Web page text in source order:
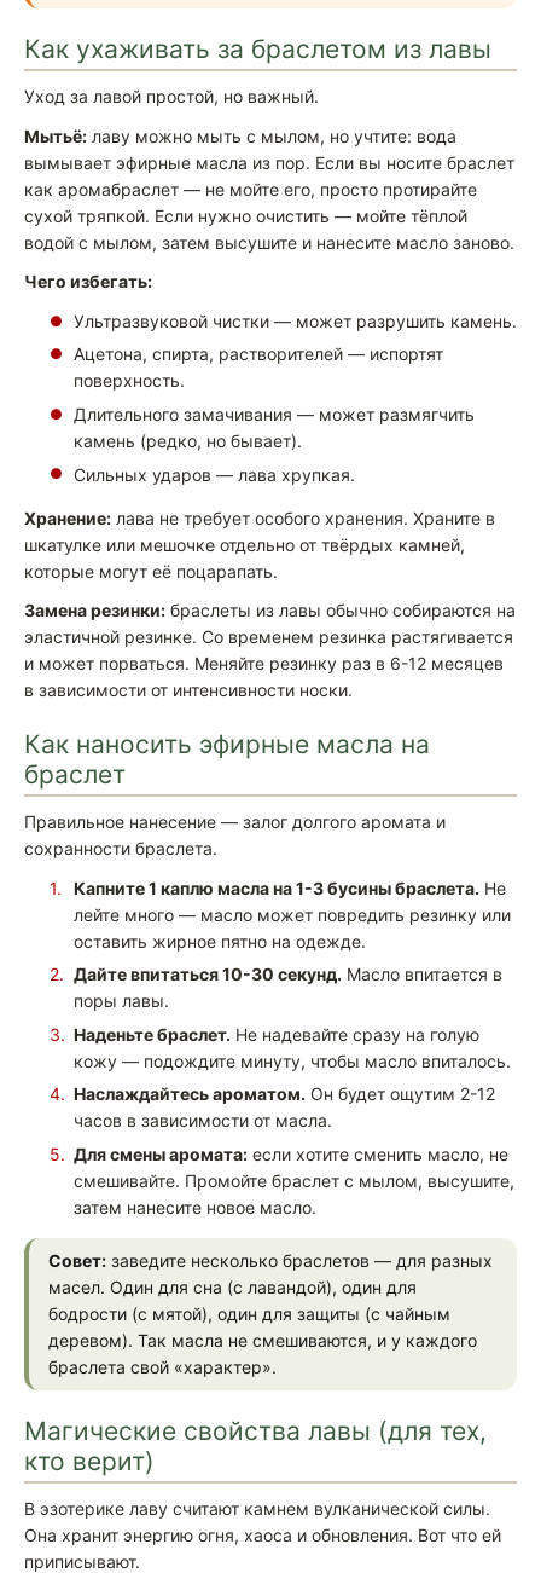
Как ухаживать за браслетом из лавы
Уход за лавой простой, но важный.
Мытьё: лаву можно мыть с мылом, но учтите: вода
вымывает эфирные масла из пор. Если вы носите браслет
как аромабраслет — не мойте его, просто протирайте
сухой тряпкой. Если нужно очистить — мойте тёплой
водой с мылом, затем высушите и нанесите масло заново.
Чего избегать:
Ультразвуковой чистки — может разрушить камень.
Ацетона, спирта, растворителей — испортят
поверхность.
Длительного замачивания — может размягчить
камень (редко, но бывает).
Сильных ударов — лава хрупкая.
Хранение: лава не требует особого хранения. Храните в
шкатулке или мешочке отдельно от твёрдых камней,
которые могут её поцарапать.
Замена резинки: браслеты из лавы обычно собираются на
эластичной резинке. Со временем резинка растягивается
и может порваться. Меняйте резинку раз в 6-12 месяцев
в зависимости от интенсивности носки.
Как наносить эфирные масла на
браслет
Правильное нанесение — залог долгого аромата и
сохранности браслета.
Капните 1 каплю масла на 1-3 бусины браслета. Не
лейте много — масло может повредить резинку или
оставить жирное пятно на одежде.
Дайте впитаться 10-30 секунд. Масло впитается в
поры лавы.
Наденьте браслет. Не надевайте сразу на голую
кожу — подождите минуту, чтобы масло впиталось.
Наслаждайтесь ароматом. Он будет ощутим 2-12
часов в зависимости от масла.
Для смены аромата: если хотите сменить масло, не
смешивайте. Промойте браслет с мылом, высушите,
затем нанесите новое масло.
Совет: заведите несколько браслетов — для разных
масел. Один для сна (с лавандой), один для
бодрости (с мятой), один для защиты (с чайным
деревом). Так масла не смешиваются, и у каждого
браслета свой «характер».
Магические свойства лавы (для тех,
кто верит)
В эзотерике лаву считают камнем вулканической силы.
Она хранит энергию огня, хаоса и обновления. Вот что ей
приписывают.